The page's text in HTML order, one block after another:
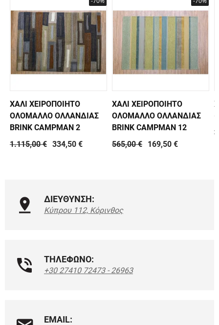
ΧΑΛΙ ΧΕΙΡΟΠΟΙΗΤΟ
ΟΛΟΜΑΛΛΟ ΟΛΛΑΝΔΙΑΣ
BRINK CAMPMAN 2
1.115,00 € 334,50 €
ΧΑΛΙ ΧΕΙΡΟΠΟΙΗΤΟ
ΟΛΟΜΑΛΛΟ ΟΛΛΑΝΔΙΑΣ
BRINK CAMPMAN 12
565,00 €
169,50 €
-
ΔΙΕΥΘΥΝΣΗ:
Κύπρου 112, Κόρινθος
ΤΗΛΕΦΩΝΟ:
+30 27410 72473 - 26963
EMAIL: